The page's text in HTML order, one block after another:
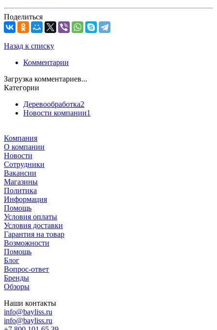
Поделиться
Назад к списку
Комментарии
Загрузка комментариев...
Категории
Деревообработка2
Новости компании1
Компания
О компании
Новости
Сотрудники
Вакансии
Магазины
Политика
Информация
Помощь
Условия оплаты
Условия доставки
Гарантия на товар
Возможности
Помощь
Блог
Вопрос-ответ
Бренды
Обзоры
Наши контакты
info@bayliss.ru
info@bayliss.ru